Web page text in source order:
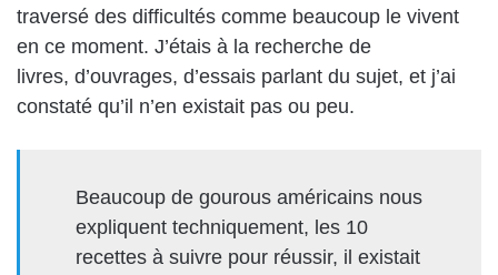
traversé des difficultés comme beaucoup le vivent
en ce moment. J’étais à la recherche de
livres, d’ouvrages, d’essais parlant du sujet, et j’ai
constaté qu’il n’en existait pas ou peu.
Beaucoup de gourous américains nous
expliquent techniquement, les 10
recettes à suivre pour réussir, il existait